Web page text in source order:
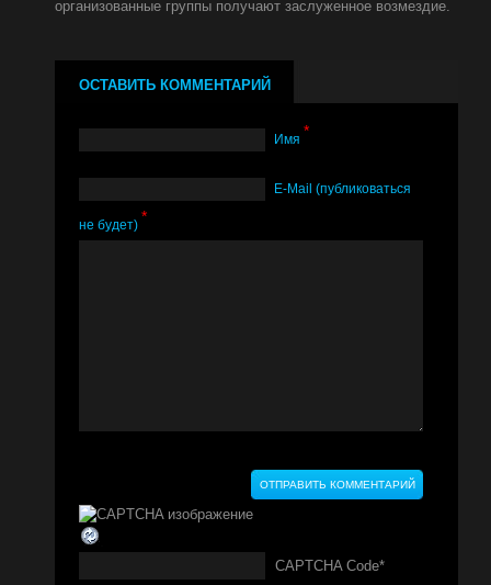
организованные группы получают заслуженное возмездие.
ОСТАВИТЬ КОММЕНТАРИЙ
Имя *
Е-Mail (публиковаться
не будет) *
CAPTCHA Code*